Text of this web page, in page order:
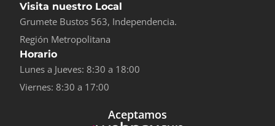
Visita nuestro Local
Grumete Bustos 563, Independencia.
Región Metropolitana
Horario
Lunes a Jueves: 8:30 a 18:00
Viernes: 8:30 a 17:00
Aceptamos